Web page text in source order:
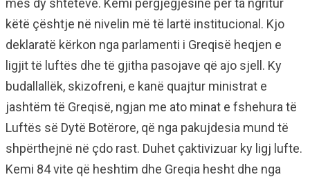
mes dy shteteve. Kemi përgjegjësinë për ta ngritur
këtë çështje në nivelin më të lartë institucional. Kjo
deklaratë kërkon nga parlamenti i Greqisë heqjen e
ligjit të luftës dhe të gjitha pasojave që ajo sjell. Ky
budallallëk, skizofreni, e kanë quajtur ministrat e
jashtëm të Greqisë, ngjan me ato minat e fshehura të
Luftës së Dytë Botërore, që nga pakujdesia mund të
shpërthejnë në çdo rast. Duhet çaktivizuar ky ligj lufte.
Kemi 84 vite që heshtim dhe Greqia hesht dhe nga